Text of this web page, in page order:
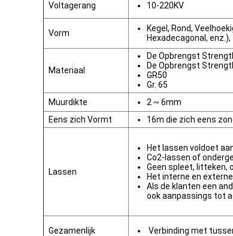
Voltagerang
10-220KV
Vorm
Kegel, Rond,
Hexadecagonal, enz.),
Materiaal
De Opbrengst
De Opbrengst
GR50
Gr. 65
Muurdikte
2 ~ 6mm
Eens zich Vormt
16m die zich eens
Lassen
Het lassen voldoet
Co2-lassen of
Geen spleet, litteken,
Het interne en
Als de klanten een
ook aanpassings tot
Gezamenlijk Verbinding met